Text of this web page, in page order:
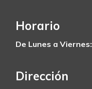
Horario
De Lunes a Viernes:
Dirección